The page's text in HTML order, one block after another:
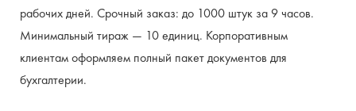
рабочих дней. Срочный заказ: до 1000 штук за 9 часов.
Минимальный тираж — 10 единиц. Корпоративным
клиентам оформляем полный пакет документов для
бухгалтерии.